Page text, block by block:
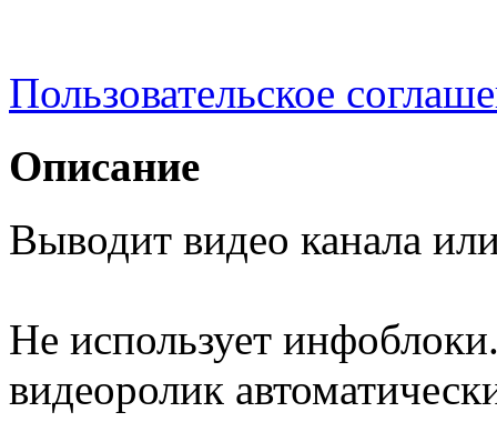
Пользовательское
Описание
Выводит видео канала
Не использует
видеоролик